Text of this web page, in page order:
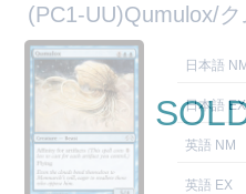
(PC1-UU)Qumulox/
日本語
日本語 EX
英語 NM
英語 EX